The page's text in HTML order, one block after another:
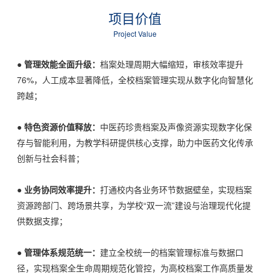
项目价值
Project Value
● 管理效能全面升级： 档案处理周期大幅缩短，审核效率提升
76%，人工成本显著降低，全校档案管理实现从数字化向智慧化
跨越；
● 特色资源价值释放： 中医药珍贵档案及声像资源实现数字化保
存与智能利用，为教学科研提供核心支撑，助力中医药文化传承
创新与社会科普；
● 业务协同效率提升： 打通校内各业务环节数据壁垒，实现档案
资源跨部门、跨场景共享，为学校“双一流”建设与治理现代化提
供数据支撑；
● 管理体系规范统一： 建立全校统一的档案管理标准与数据口
径，实现档案全生命周期规范化管控，为高校档案工作高质量发